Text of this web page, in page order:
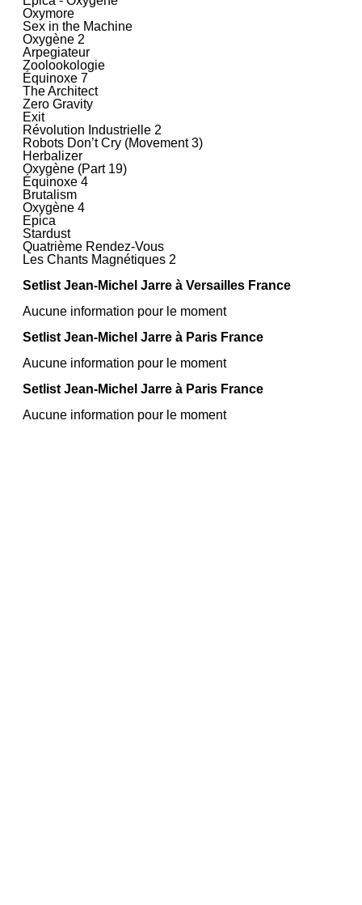
Oxymore
Sex in the Machine
Oxygène 2
Arpegiateur
Zoolookologie
Équinoxe 7
The Architect
Zero Gravity
Exit
Révolution Industrielle 2
Robots Don’t Cry (Movement 3)
Herbalizer
Oxygène (Part 19)
Équinoxe 4
Brutalism
Oxygène 4
Epica
Stardust
Quatrième Rendez-Vous
Les Chants Magnétiques 2
Setlist Jean‐Michel Jarre à Versailles France
Aucune information pour le moment
Setlist Jean‐Michel Jarre à Paris France
Aucune information pour le moment
Setlist Jean‐Michel Jarre à Paris France
Aucune information pour le moment